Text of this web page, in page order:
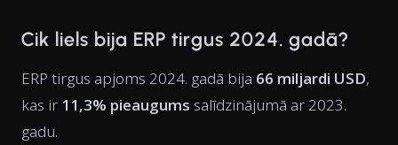
Cik liels bija ERP tirgus 2024. gadā?
ERP tirgus apjoms 2024. gadā bija 66 miljardi USD,
kas ir 11,3% pieaugums salīdzinājumā ar 2023.
gadu.